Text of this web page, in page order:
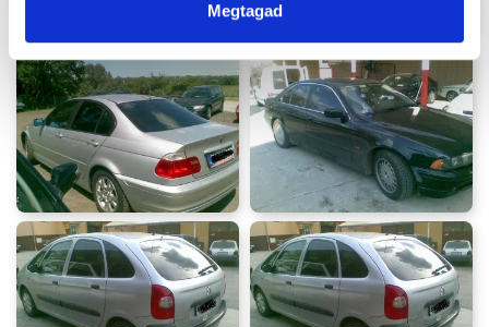
Megtagad